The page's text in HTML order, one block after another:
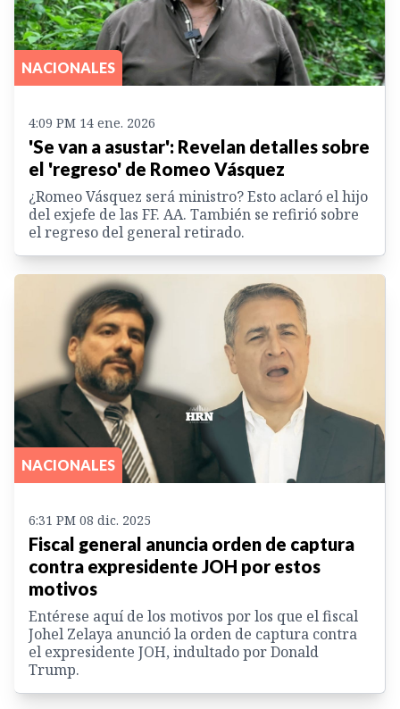
NACIONALES
4:09 PM 14 ene. 2026
'Se van a asustar': Revelan detalles sobre
el 'regreso' de Romeo Vásquez
¿Romeo Vásquez será ministro? Esto aclaró el hijo
del exjefe de las FF. AA. También se refirió sobre
el regreso del general retirado.
NACIONALES
6:31 PM 08 dic. 2025
Fiscal general anuncia orden de captura
contra expresidente JOH por estos
motivos
Entérese aquí de los motivos por los que el fiscal
Johel Zelaya anunció la orden de captura contra
el expresidente JOH, indultado por Donald
Trump.